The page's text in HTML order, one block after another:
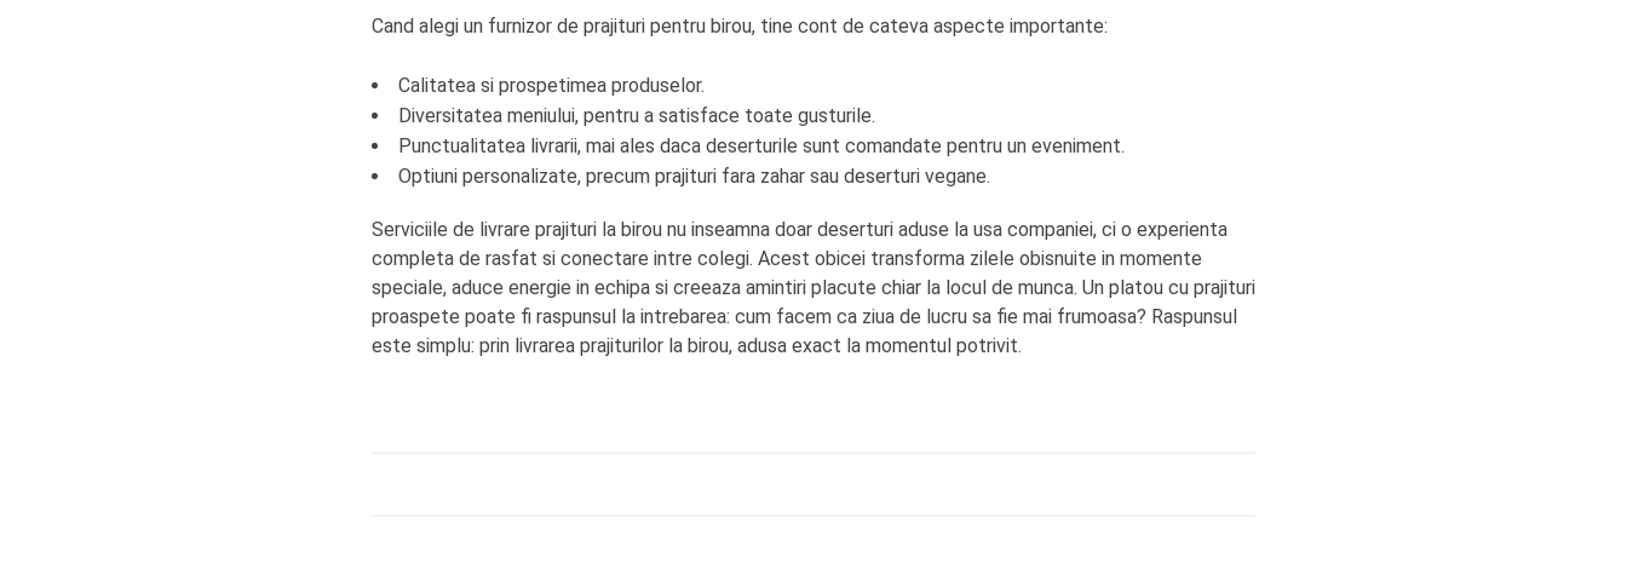
Cand alegi un furnizor de prajituri pentru birou, tine cont de cateva aspecte importante:
Calitatea si prospetimea produselor.
Diversitatea meniului, pentru a satisface toate gusturile.
Punctualitatea livrarii, mai ales daca deserturile sunt comandate pentru un eveniment.
Optiuni personalizate, precum prajituri fara zahar sau deserturi vegane.
Serviciile de livrare prajituri la birou nu inseamna doar deserturi aduse la usa companiei, ci o experienta
completa de rasfat si conectare intre colegi. Acest obicei transforma zilele obisnuite in momente
speciale, aduce energie in echipa si creeaza amintiri placute chiar la locul de munca. Un platou cu prajituri
proaspete poate fi raspunsul la intrebarea: cum facem ca ziua de lucru sa fie mai frumoasa? Raspunsul
este simplu: prin livrarea prajiturilor la birou, adusa exact la momentul potrivit.